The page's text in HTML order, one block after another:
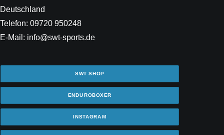
Deutschland
Telefon: 09720 950248
E-Mail: info@swt-sports.de
SWT SHOP
ENDUROBOXER
INSTAGRAM